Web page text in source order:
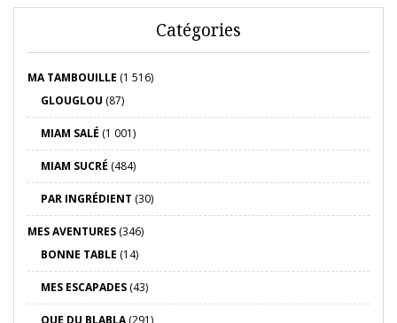
Catégories
MA TAMBOUILLE (1 516)
GLOUGLOU (87)
MIAM SALÉ (1 001)
MIAM SUCRÉ (484)
PAR INGRÉDIENT (30)
MES AVENTURES (346)
BONNE TABLE (14)
MES ESCAPADES (43)
QUE DU BLABLA(291)